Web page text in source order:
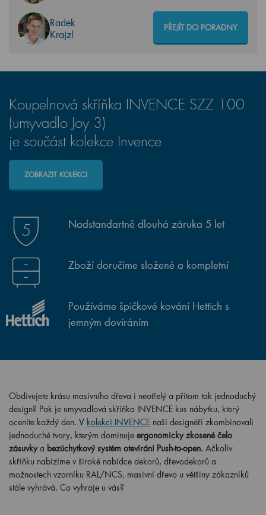
Radek
Krajzl
PŘEJÍT DO PORADNY
Koupelnová skříňka INVENCE SZZ 100
(umyvadlo Joy 3)
je součást kolekce Invence
ZOBRAZIT KOLEKCI
Nadstandartně dlouhá záruka 5 let
Zboží doručíme složené a kompletní
Používáme špičkové kování Hettich s
jemným dovíráním
Obdivujete krásu masivního dřeva i neotřelý a přitom tak jednoduchý
design? Pak je umyvadlová skříňka INVENCE kus nábytku, který
oceníte každý den. V kolekci INVENCE naši designéři zkombinovali
jednoduché tvary, kterým dominuje ergonomicky zkosené čelo
zásuvky a bezúchytkový systém otevírání Push-to-open. Ačkoliv
skříňku nabízíme v široké nabídce dekorů, dřevodekorů a
možnostech vzorníku RAL/NCS, masivní dřevo u většiny zákazníků
stále vyhrává. Co vyhraje u vás?